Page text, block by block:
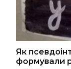
Як
формували